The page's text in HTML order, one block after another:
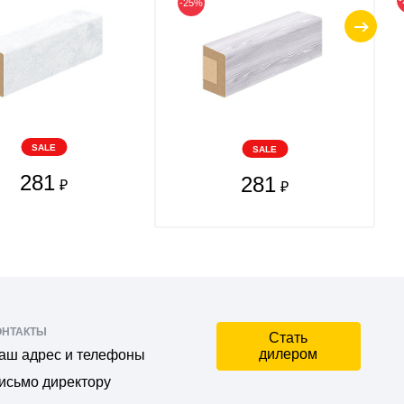
SALE
281 ₽
-25%
SALE
281 ₽
адрес и телефоны
директору
Стать
дилером